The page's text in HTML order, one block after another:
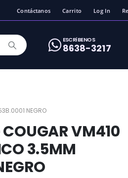
Contáctanos Carrito Log In
ESCRíBENOS
8638-3217
NEGRO
VM410
3.5MM